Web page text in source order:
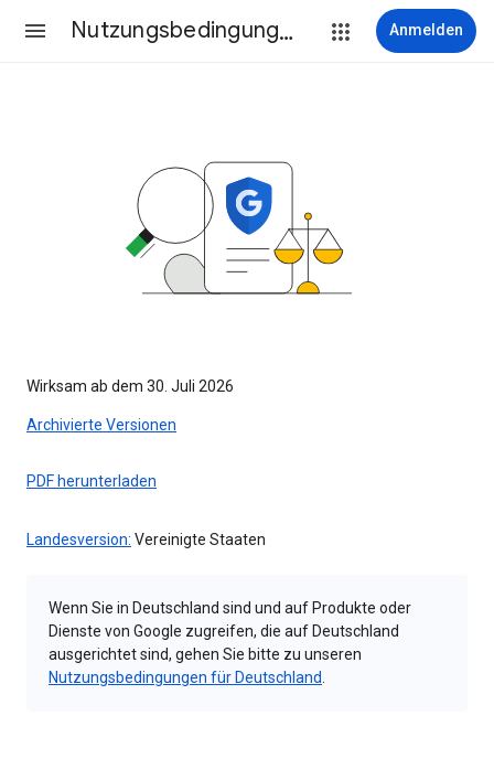
Nutzungsbedingungen Anmelden
Wirksam ab dem 30. Juli 2026
Archivierte Versionen
PDF herunterladen
Landesversion: Vereinigte Staaten
Wenn Sie in Deutschland sind und auf Produkte oder
Dienste von Google zugreifen, die auf Deutschland
ausgerichtet sind, gehen Sie bitte zu unseren
Nutzungsbedingungen für Deutschland